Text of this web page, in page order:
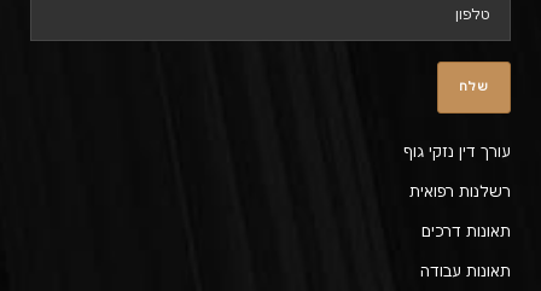
עורך דין נזקי גוף
רשלנות רפואית
תאונות דרכים
תאונות עבודה